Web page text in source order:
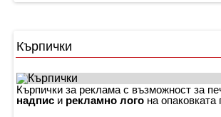
Кърпички
Кърпички за реклама с възможност за
надпис и рекламно лого на опаковката